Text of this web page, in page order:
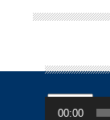
00:00